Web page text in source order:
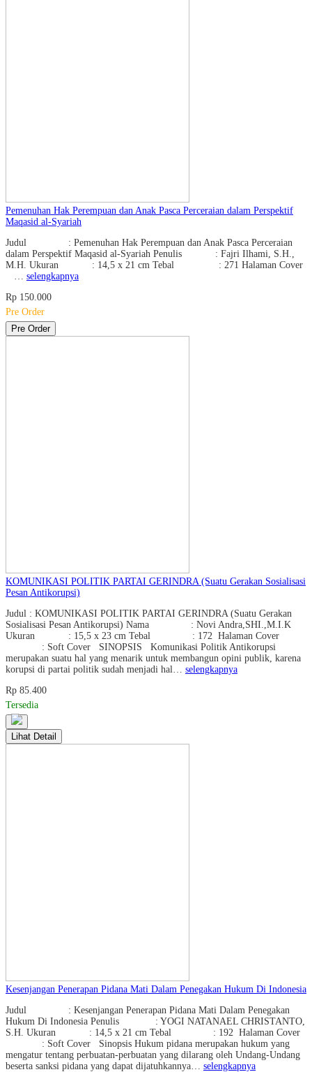
Pemenuhan Hak Perempuan dan Anak Pasca Perceraian dalam Perspektif
Maqasid al-Syariah
Judul : Pemenuhan Hak Perempuan dan Anak Pasca Perceraian
dalam Perspektif Maqasid al-Syariah Penulis : Fajri Ilhami, S.H.,
M.H. Ukuran : 14,5 x 21 cm Tebal : 271 Halaman Cover
selengkapnya
Rp 150.000
Pre Order
Pre Order
KOMUNIKASI POLITIK PARTAI GERINDRA (Suatu Gerakan Sosialisasi
Pesan Antikorupsi)
Judul : KOMUNIKASI POLITIK PARTAI GERINDRA (Suatu Gerakan
Sosialisasi Pesan Antikorupsi) Nama : Novi Andra,SHI.,M.I.K
Ukuran : 15,5 x 23 cm Tebal : 172 Halaman Cover
: Soft Cover SINOPSIS Komunikasi Politik Antikorupsi
merupakan suatu hal yang menarik untuk membangun opini publik, karena
korupsi di partai politik sudah menjadi hal… selengkapnya
Rp 85.400
Tersedia
Lihat Detail
Kesenjangan Penerapan Pidana Mati Dalam Penegakan Hukum Di Indonesia
Judul : Kesenjangan Penerapan Pidana Mati Dalam Penegakan
Hukum Di Indonesia Penulis : YOGI NATANAEL CHRISTANTO,
S.H. Ukuran : 14,5 x 21 cm Tebal : 192 Halaman Cover
: Soft Cover Sinopsis Hukum pidana merupakan hukum yang
mengatur tentang perbuatan-perbuatan yang dilarang oleh Undang-Undang
beserta sanksi pidana yang dapat dijatuhkannya… selengkapnya